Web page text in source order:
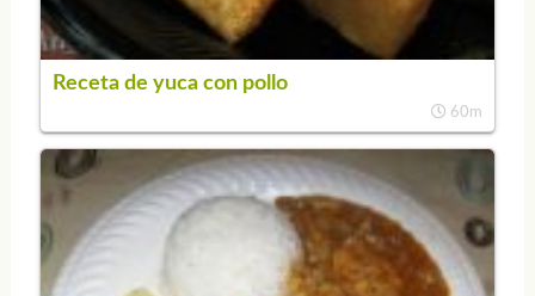
Receta de yuca con pollo
60m